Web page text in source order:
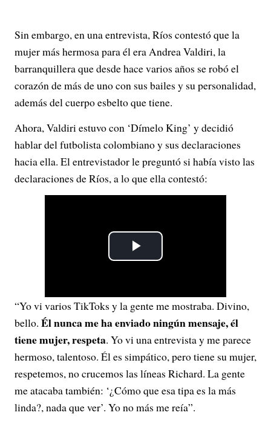
Sin embargo, en una entrevista, Ríos contestó que la
mujer más hermosa para él era Andrea Valdiri, la
barranquillera que desde hace varios años se robó el
corazón de más de uno con sus bailes y su personalidad,
además del cuerpo esbelto que tiene.
Ahora, Valdiri estuvo con ‘Dímelo King’ y decidió
hablar del futbolista colombiano y sus declaraciones
hacia ella. El entrevistador le preguntó si había visto las
declaraciones de Ríos, a lo que ella contestó:
P
a
y
V
i
“Yo vi varios TikToks y la gente me mostraba. Divino,
bello. Él nunca me ha enviado ningún mensaje, él
tiene mujer, respeta. Yo vi una entrevista y me parece
hermoso, talentoso. Él es simpático, pero tiene su mujer,
respetemos, no crucemos las líneas Richard. La gente
me atacaba también: ‘¿Cómo que esa tipa es la más
linda?, nada que ver’. Yo no más me reía”.